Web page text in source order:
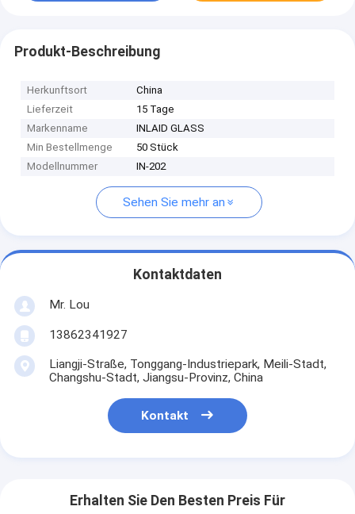
Produkt-Beschreibung
Herkunftsort
China
Lieferzeit
15 Tage
Markenname
INLAID GLASS
Min Bestellmenge
50 Stück
Modellnummer
IN-202
Sehen Sie mehr an
Kontaktdaten
Mr. Lou
13862341927
Liangji-Straße, Tonggang-Industriepark, Meili-Stadt,
Changshu-Stadt, Jiangsu-Provinz, China
Kontakt
Erhalten Sie Den Besten Preis Für